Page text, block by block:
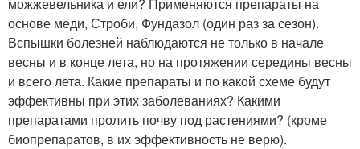
основе меди, Строби, Фундазол (один раз за сезон).
Вспышки болезней наблюдаются не только в начале
весны и в конце лета, но на протяжении середины весны
и всего лета. Какие препараты и по какой схеме будут
эффективны при этих заболеваниях? Какими
препаратами пролить почву под растениями? (кроме
биопрепаратов, в их эффективность не верю).